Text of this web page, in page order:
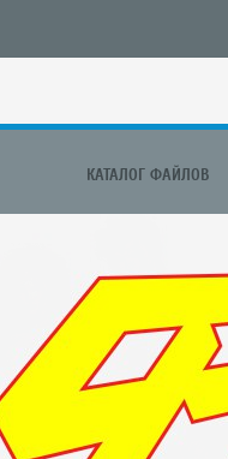
КАТАЛОГ ФАЙЛОВ